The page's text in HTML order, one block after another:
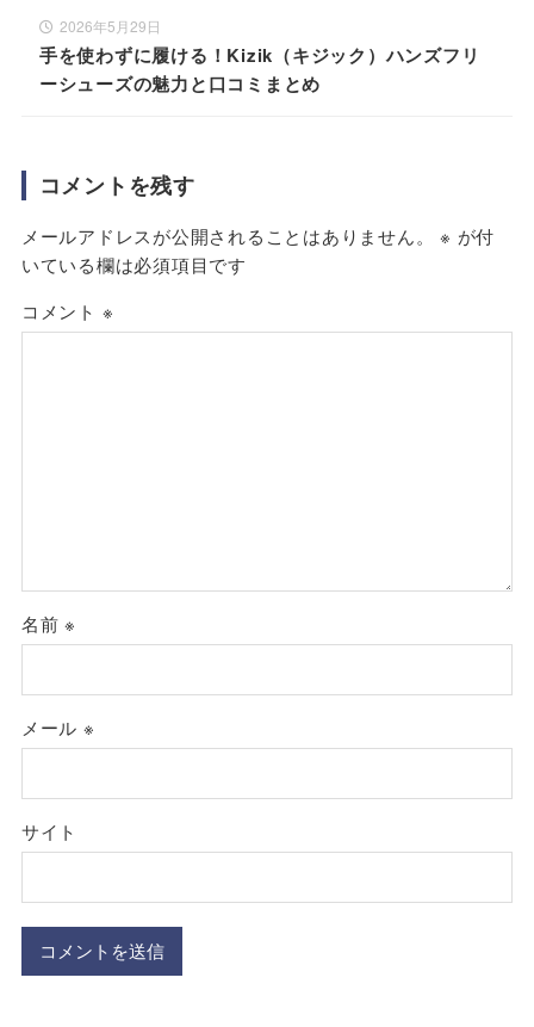
2026年5月29日
手を使わずに履ける！Kizik（キジック）ハンズフリ
ーシューズの魅力と口コミまとめ
コメントを残す
メールアドレスが公開されることはありません。 ※ が付
いている欄は必須項目です
コメント ※
名前※
メール ※
サイト